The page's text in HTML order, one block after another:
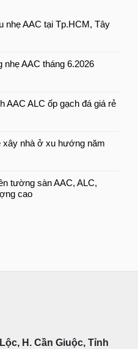
nhẹ AAC tại Tp.HCM, Tây
nhẹ AAC tháng 6.2026
AAC ALC ốp gạch đá giá rẻ
xây nhà ở xu hướng năm
tường sàn AAC, ALC,
cao
H. Cần Giuộc, Tỉnh